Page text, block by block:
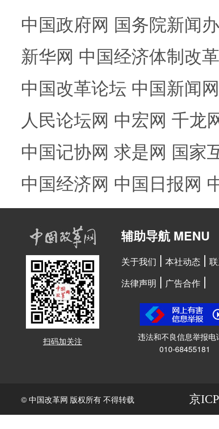
中国政府网 国务院新闻
新华网 中国经济体制改
中国改革论坛 中国新闻网
人民论坛网 中宏网 千龙
中国记协网 求是网 国家
中国经济网 中国日报网
扫码加关注
辅助导航 MENU
关于我们 本社动态
法律声明
广告合作
违法和不良信息举报电
010-68455181
© 中国改革网 版权所有 不得转载 京